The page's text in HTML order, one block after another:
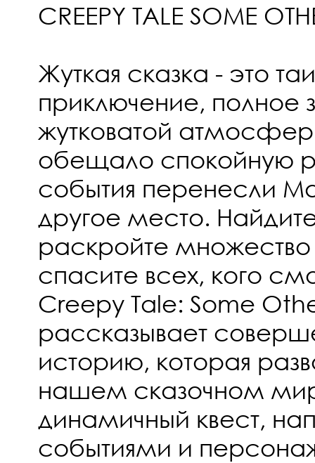
CREEPY TALE SOME
Жуткая сказка - это
приключение, полное
жутковатой
обещало спокойную
события перенесли
другое место.
раскройте множество
спасите всех, кого
Creepy Tale: Some
рассказывает
историю, которая
нашем сказочном
динамичный квест,
событиями и